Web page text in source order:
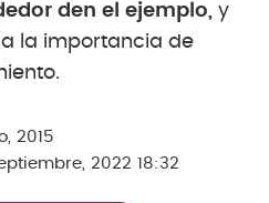
den el ejemplo, y
la importancia de
2015
2022 18:32